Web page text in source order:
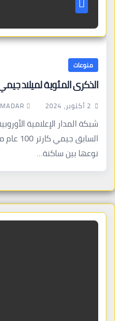
منوعات
الذكرى المئوية لميلاد
2 أكتوبر، 2024
شبكة المدار الإعلامية
السابق
نوعها بين ساكنة…